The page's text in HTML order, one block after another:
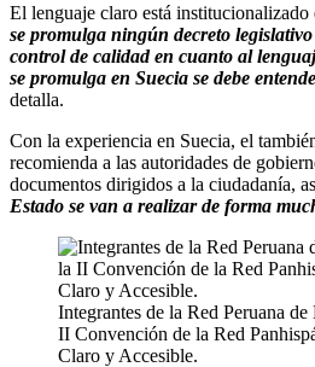
El lenguaje claro está institucionalizado
se promulga ningún decreto
control de calidad en cuanto al
se promulga en Suecia se debe
detalla.
Con la experiencia en Suecia, el
recomienda a las autoridades de
documentos dirigidos a la ciudadanía,
Estado se van a realizar de forma
Integrantes de la Red Peruana
II Convención de la Red
Claro y Accesible.